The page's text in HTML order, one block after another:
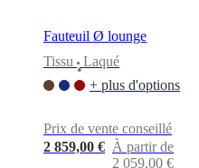
l’entrepriseL’histoireEspace
Savoir-
PersonnalisationCarrières
Fauteuil Ø lounge
Tissu
•
Laqué
+ plus d'options
Prix de vente conseillé
2 859,00 € À partir de
2 059,00 €